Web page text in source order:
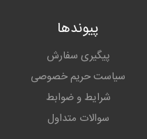
پیوندها
پیگیری سفارش
سیاست حریم خصوصی
شرایط و ضوابط
سوالات متداول